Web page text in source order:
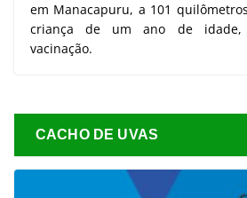
em Manacapuru, a 101
criança de um ano de
vacinação.
CACHO DE UVAS